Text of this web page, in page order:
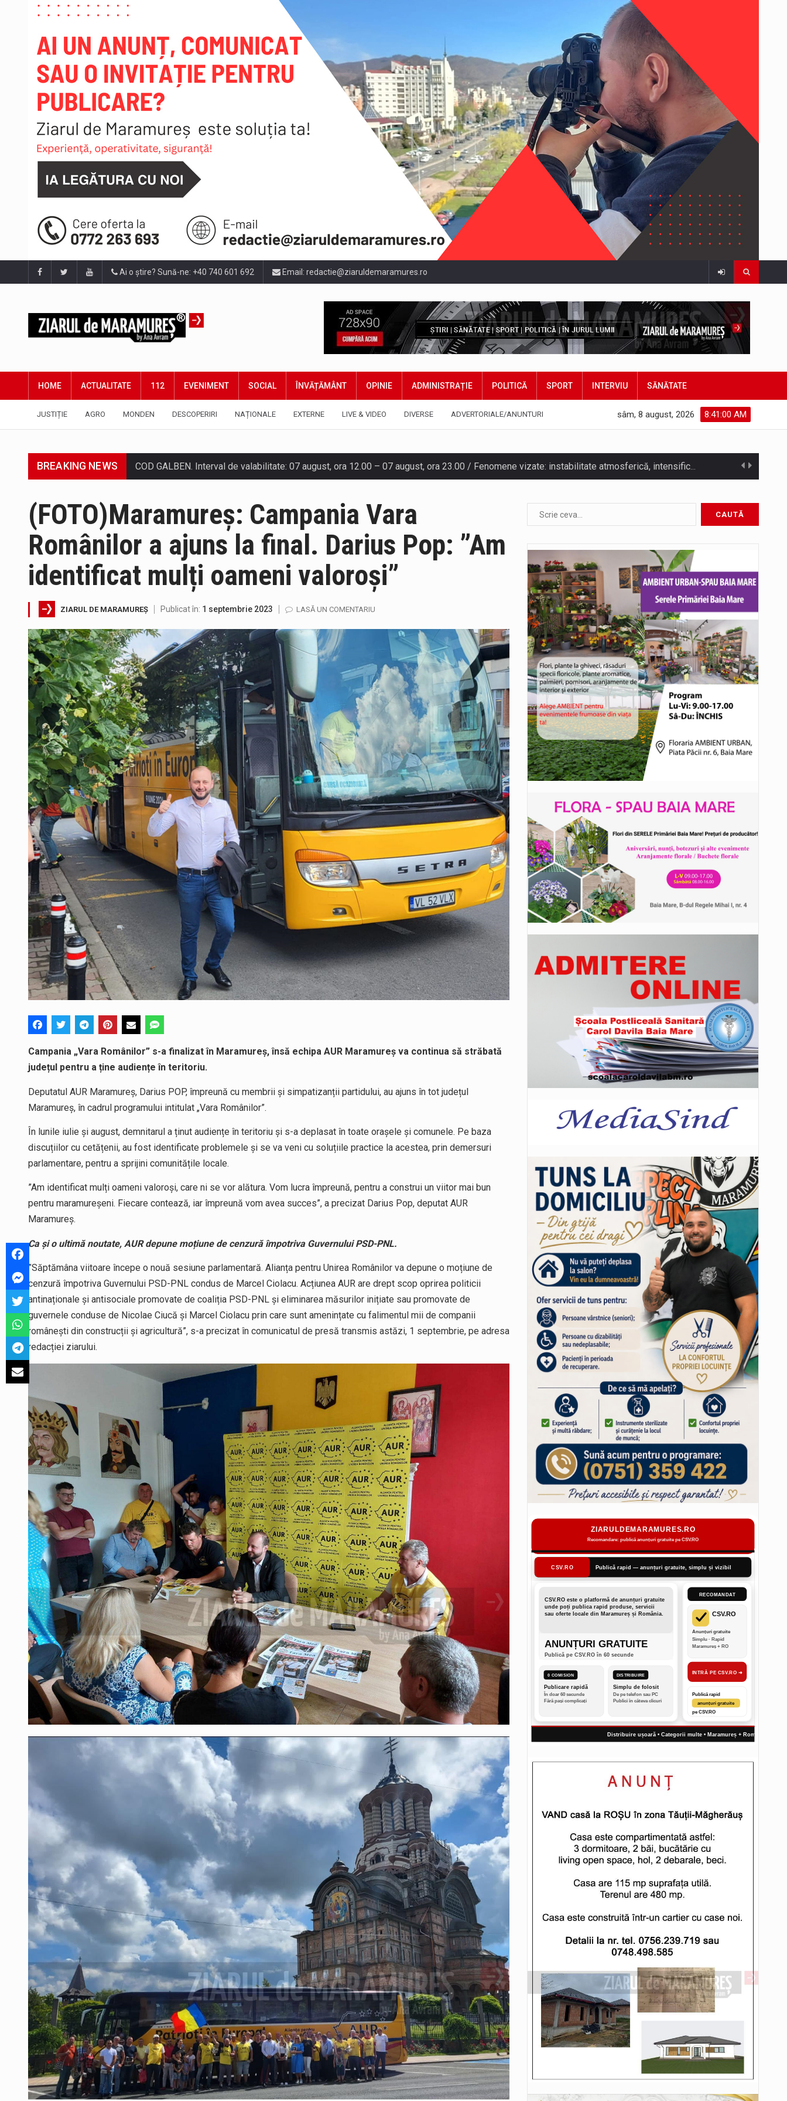
Ai o știre? Sună-ne: +40 740 601 692 Email: redactie@ziaruldemaramures.ro
HOME ACTUALITATE 112 EVENIMENT SOCIAL ÎNVĂȚĂMÂNT OPINIE ADMINISTRAȚIE POLITICĂ SPORT INTERVIU SĂNĂTATE
JUSTIȚIE AGRO MONDEN DESCOPERIRI NAȚIONALE EXTERNE LIVE & VIDEO DIVERSE ADVERTORIALE/ANUNTURI 8:41:03 AM
sâm, 8 august, 2026
BREAKING NEWS Proiectul de lege privind Strategia națională pentru conservarea biodiversității a fost din nou dezbătut ieri și în final adoptat de…
Municipiul Baia Mare, prin Serviciul Public Comunitar Local de Evidență a Persoanelor - Serviciul Evidența Persoanelor, îi informează pe cetățenii…
Tot mai multi băimăreni semnalează prezența cersetorilor de etnie romă pe raza municipiului. Orasul este la propriu impânzit de ei…
Fostul deputat si primar Cătălin Cherecheș a fost invitat la Horia Nasra Show unde a sustinut o dezbatere pe teme…
Liceul Ucrainean „Taras Șevcenko” din Sighetu Marmației, singurul liceu din România cu predare în limba ucraineană, are potențialul de a-și…
Proiectul pentru reconstrucția definitivă a podului peste râul Săsar din Baia Mare avansează într-o nouă etapă concretă. După asigurarea finanțării…
COD GALBEN. Interval de valabilitate: 07 august, ora 12.00 – 07 august, ora 23.00 / Fenomene vizate: instabilitate atmosferică, intensificări…
(FOTO)Maramureș: Campania Vara
Românilor a ajuns la final. Darius Pop: ”Am
identificat mulți oameni valoroși”
ZIARUL DE MARAMUREȘ Publicat în: 1 septembrie 2023 LASĂ UN COMENTARIU
Campania „Vara Românilor” s-a finalizat în Maramureș, însă echipa AUR Maramureș va continua să străbată
județul pentru a ține audiențe în teritoriu.
Deputatul AUR Maramureș, Darius POP, împreună cu membrii și simpatizanții partidului, au ajuns în tot județul
Maramureș, în cadrul programului intitulat „Vara Românilor”.
În lunile iulie și august, demnitarul a ținut audiențe în teritoriu și s-a deplasat în toate orașele și comunele. Pe baza
discuțiilor cu cetățenii, au fost identificate problemele și se va veni cu soluțiile practice la acestea, prin demersuri
parlamentare, pentru a sprijini comunitățile locale.
”Am identificat mulți oameni valoroși, care ni se vor alătura. Vom lucra împreună, pentru a construi un viitor mai bun
pentru maramureșeni. Fiecare contează, iar împreună vom avea succes”, a precizat Darius Pop, deputat AUR
Maramureș.
Ca și o ultimă noutate, AUR depune moțiune de cenzură împotriva Guvernului PSD-PNL.
”Săptămâna viitoare începe o nouă sesiune parlamentară. Alianța pentru Unirea Românilor va depune o moțiune de
cenzură împotriva Guvernului PSD-PNL condus de Marcel Ciolacu. Acțiunea AUR are drept scop oprirea politicii
antinaționale și antisociale promovate de coaliția PSD-PNL și eliminarea măsurilor inițiate sau promovate de
guvernele conduse de Nicolae Ciucă și Marcel Ciolacu prin care sunt amenințate cu falimentul mii de companii
românești din construcții și agricultură”, s-a precizat în comunicatul de presă transmis astăzi, 1 septembrie, pe adresa
redacției ziarului.